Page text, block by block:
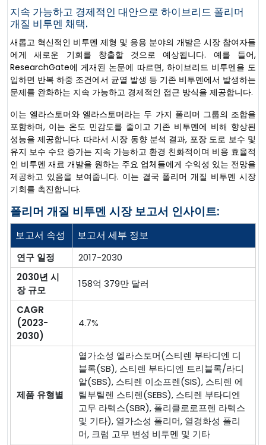
지속 가능하고 경제적인 대안으로 하이브리드 폴리머
개질 비투멘 채택.
새롭고 혁신적인 비투멘 제형 및 응용 분야의 개발은 시장 참여자들
에게 새로운 기회를 창출할 것으로 예상됩니다. 예를 들어,
ResearchGate에 게재된 논문에 따르면, 하이브리드 비투멘을 도
입하면 반복 하중 조건에서 균열 발생 등 기존 비투멘에서 발생하는
문제를 완화하는 지속 가능하고 경제적인 접근 방식을 제공합니다.
이는 엘라스토머와 엘라스토머라는 두 가지 폴리머 그룹의 조합을
포함하며, 이는 온도 민감도를 줄이고 기존 비투멘에 비해 향상된
성능을 제공합니다. 따라서 시장 동향 분석 결과, 포장 도로 보수 및
유지 보수 수요 증가는 지속 가능하고 환경 친화적이며 비용 효율적
인 비투멘 재료 개발을 원하는 주요 업체들에게 수익성 있는 전망을
제공하고 있음을 보여줍니다. 이는 결국 폴리머 개질 비투멘 시장
기회를 촉진합니다.
폴리머 개질 비투멘 시장 보고서 인사이트:
보고서 속성 보고서 세부 정보
연구 일정
2017-2030
2030년 시
장 규모
158억 379만 달러
CAGR
(2023-
2030)
4.7%
제품 유형별
열가소성 엘라스토머(스티렌 부타디엔 디
블록(SB), 스티렌 부타디엔 트리블록/라디
알(SBS), 스티렌 이소프렌(SIS), 스티렌 에
틸부틸렌 스티렌(SEBS), 스티렌 부타디엔
고무 라텍스(SBR), 폴리클로로프렌 라텍스
및 기타), 열가소성 폴리머, 열경화성 폴리
머, 크럼 고무 변성 비투멘 및 기타